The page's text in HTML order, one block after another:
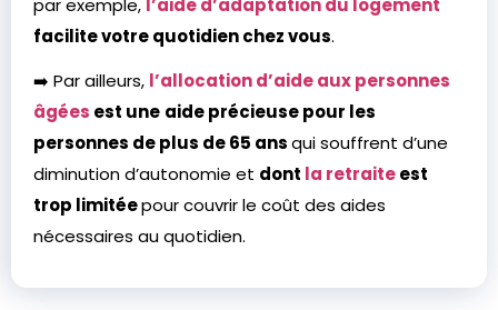
par exemple, l’aide d’adaptation du logement
facilite votre quotidien chez vous.
➡️ Par ailleurs, l’allocation d’aide aux personnes
âgées est une aide précieuse pour les
personnes de plus de 65 ansqui souffrent d’une
diminution d’autonomie et dont la retraiteest
trop limitéepour couvrir le coût des aides
nécessaires au quotidien.